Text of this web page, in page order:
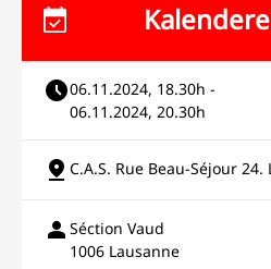
06.11.2024, 18.30h -
06.11.2024, 20.30h
C.A.S. Rue Beau-Séjour 24.
Séction Vaud
1006 Lausanne